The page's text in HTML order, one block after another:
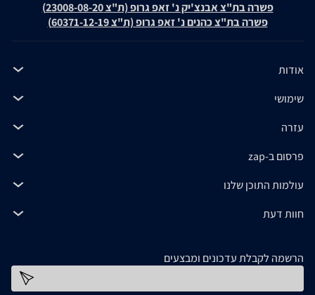
פשרה בת"צ אבנצ'יק נ' זאפ גרופ (ת"צ 23008-08-20)
פשרה בת"צ כהנים נ' זאפ גרופ (ת"צ 60371-12-19)
אודות
שימושי
עזרה
פרסום ב-zap
עולמות התוכן שלנו
חוות דעת
הרשמה לקבלת עדכונים ומבצעים